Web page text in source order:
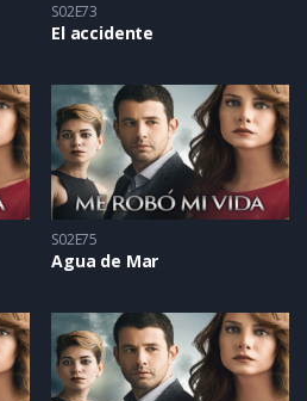
S02E73
El accidente
S02E75
Agua de Mar